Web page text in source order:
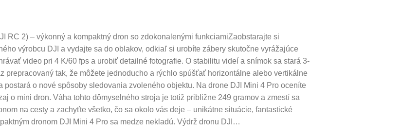
RC 2) – výkonný a kompaktný dron so zdokonalenými funkciamiZaobstarajte si
výrobcu DJI a vydajte sa do oblakov, odkiaľ si urobíte zábery skutočne vyrážajúce
video pri 4 K/60 fps a urobiť detailné fotografie. O stabilitu videí a snímok sa stará 3-
prepracovaný tak, že môžete jednoducho a rýchlo spúšťať horizontálne alebo vertikálne
postará o nové spôsoby sledovania zvoleného objektu. Na drone DJI Mini 4 Pro oceníte
o mini dron. Váha tohto dômyselného stroja je totiž približne 249 gramov a zmestí sa
na cesty a zachyťte všetko, čo sa okolo vás deje – unikátne situácie, fantastické
dronom DJI Mini 4 Pro sa medze nekladú. Výdrž dronu DJI…